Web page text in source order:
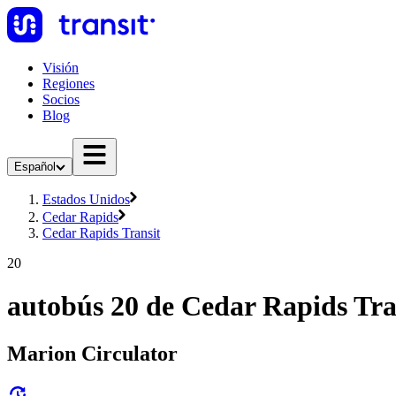
Visión
Regiones
Socios
Blog
Español
Estados Unidos
Cedar Rapids
Cedar Rapids Transit
20
autobús 20 de Cedar Rapids
Marion Circulator